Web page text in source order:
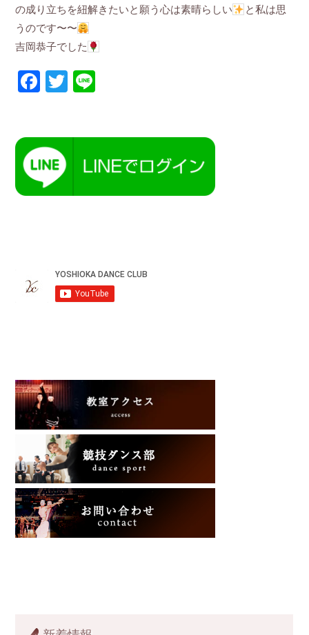
の成り立ちを紐解きたいと願う心は素晴らしい
と私は思
うのです〜〜
吉岡恭子でした
Facebook
Twitter